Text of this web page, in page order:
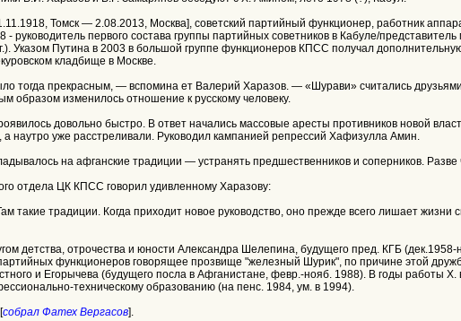
Томск — 2.08.2013, Москва], советский партийный функционер, работник
руководитель первого состава группы партийных советников в Кабуле/
Указом Путина в 2003 в большой группе функционеров КПСС получал
кладбище в Москве.
тогда прекрасным, — вспомина ет Валерий Харазов. — «Шурави» считались
образом изменилось отношение к русскому человеку.
довольно быстро. В ответ начались массовые аресты противников новой
наутро уже расстреливали. Руководил кампанией репрессий Хафизулла Амин.
на афганские традиции — устранять предшественников и соперников.
отдела ЦК КПСС говорил удивленному Харазову:
такие традиции. Когда приходит новое руководство, оно прежде всего лишает
детства, отрочества и юности Александра Шелепина, будущего пред. КГБ
функционеров говорящее прозвище "железный Шурик", по причине этой
и Егорычева (будущего посла в Афганистане, февр.-нояб. 1988). В годы работы
техническому образованию (на пенс. 1984, ум. в 1994).
собрал Фатех Вергасов].